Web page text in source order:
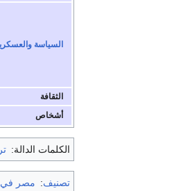
السياسة
الثقافة
أشخاص
الكلمات الدالة:
تصنيف: مصر في